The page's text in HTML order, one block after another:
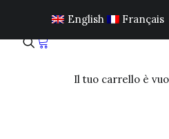
English Français
Il tuo carrello è